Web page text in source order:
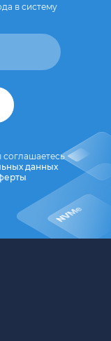
в систему
данных